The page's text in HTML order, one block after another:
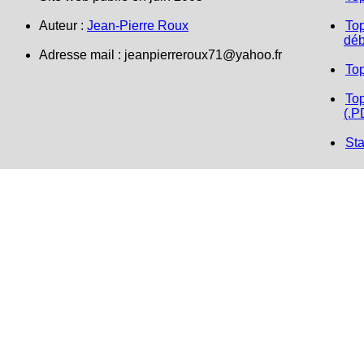
Auteur : Jean-Pierre Roux
Adresse mail : jeanpierreroux71@yahoo.fr